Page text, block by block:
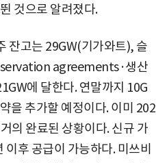
것으로 알려졌다.
잔고는 29GW(기가와트), 슬
agreements·생산
에 달한다. 연말까지 10G
을 추가할 예정이다. 이미 202
의 완료된 상황이다. 신규 가
후 공급이 가능하다. 미쓰비